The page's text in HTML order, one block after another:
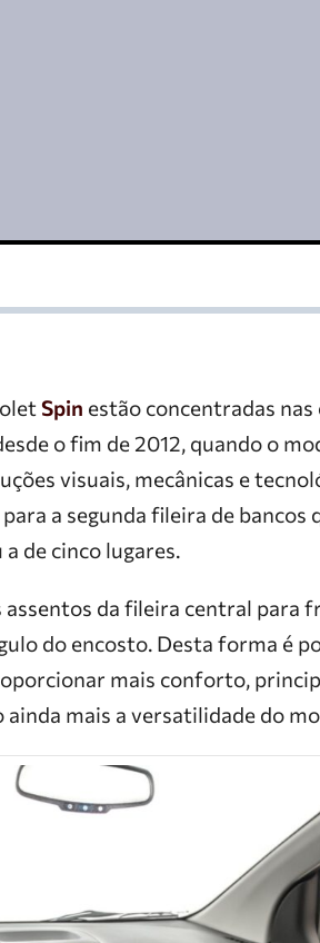
Spin estão concentradas
o fim de 2012, quando o
visuais, mecânicas e
a segunda fileira de bancos
de cinco lugares.
da fileira central para
do encosto. Desta forma é
mais conforto,
mais a versatilidade do